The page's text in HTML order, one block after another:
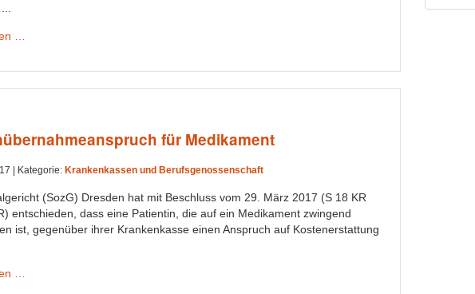
…
für Medikament
| Kategorie: Krankenkassen und Berufsgenossenschaft
(SozG) Dresden hat mit Beschluss vom 29. März 2017 (S 18 KR
entschieden, dass eine Patientin, die auf ein Medikament zwingend
ist, gegenüber ihrer Krankenkasse einen Anspruch auf Kostenerstattung
…